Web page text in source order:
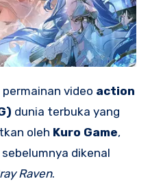
permainan video action
dunia terbuka yang
oleh Kuro Game,
dikenal
Raven.